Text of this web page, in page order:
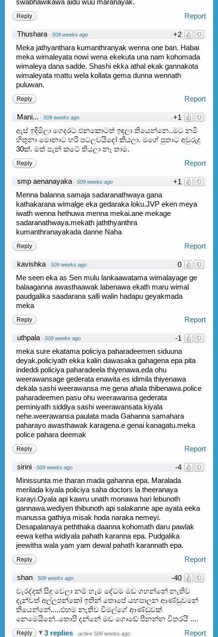
Report
Reply
+2
Thushara · 509 weeks ago
Meka jathyanthara kumanthranyak wenna one ban. Habai
meka wimaleyata nowi wena ekekuta una nam kohomada
wimaleya dana sadde. Shashi ekka athal ekak gannakota
wimaleyata mattu wela kollata gema dunna wennath
puluwan.
Report
Reply
+1
Mani... · 509 weeks ago
ඇස් ඉදිමිලා ගෙදරට එනකොටත් ඉඳලා තියෙන්නෙ..මට නමි
හිතුනා මොනාට හරි පටලවයිදෝ කියලා. මගේ පුතාට අවුරුදු
30ක්. මත් පැන් කටේ තියලා නෑ තාම.
Report
Reply
+1
smp aenanayaka · 509 weeks ago
Menna balanna samaja sadaranathwaya gana
kathakarana wimalge eka gedaraka loku.JVP eken meya
iwath wenna hethuwa menna mekai.ane mekage
sadaranathwaya.mekath jaththyanthra
kumanthranayakada danne Naha
Report
Reply
0
kavishka · 509 weeks ago
Me seen eka as Sen mulu lankaawatama wimalayage ge
balaaganna awasthaawak labenawa ekath maru wimal
paudgalika saadarana salli walin hadapu geyakmada
meka
Report
Reply
-1
uthpala · 509 weeks ago
meka sure ekatama policiya paharadeemen siduuna
deyak.policiyath ekka kalin dawasaka gahagena epa pita
indeddi policiya paharadeela thiyenawa.eda ohu
weerawansage gederata enawita es idimila thiyenawa
dekala sashi weerawansa me gena ahala thibenawa.police
paharadeemen pasu ohu weerawansa gederata
peminiyath siddiya sashi weerawansata kiyala
nehe.weerawansa paulata mada Gahanna samahara
paharayo awasthawak karagena.e genai kanagatu.meka
police pahara deemak
Report
Reply
-4
sirini · 509 weeks ago
Minissunta me tharan mada gahanna epa. Maralada
merilada kiyala policiya saha doctors la theeranaya
karayi.Oyala api kawru unath monawa hari lebunoth
gannawa.wediyen thibunoth api salakanne ape ayata eeka
manussa gathiya misak hoda naraka nemeyi.
Desapalanaya peththaka daanna kohomath daru pawlak
eewa ketha widiyala pahath karanna epa. Pudgalika
jeewitha wala yam yam dewal pahath karannath epa.
Report
Reply
-40
shan · 509 weeks ago
වැරද්දක් සිදු වෙලා නම් හැම දේටම මඩ ගහන්නේ නැතිව
දැන්වත් අල්ලපන්කෝ ඉතින් තොපේ යහපාලන ආණ්ඩුවනේ
තියෙන්නේ.....එහම නැතිව විමල්ගේ ආණ්ඩුවක්
නෙමෙයිනේ..තොපි දන්නේ මඩ ගොඩේ පීනන්න විතරයි ....
Report
Reply 3 replies · active 509 weeks ago